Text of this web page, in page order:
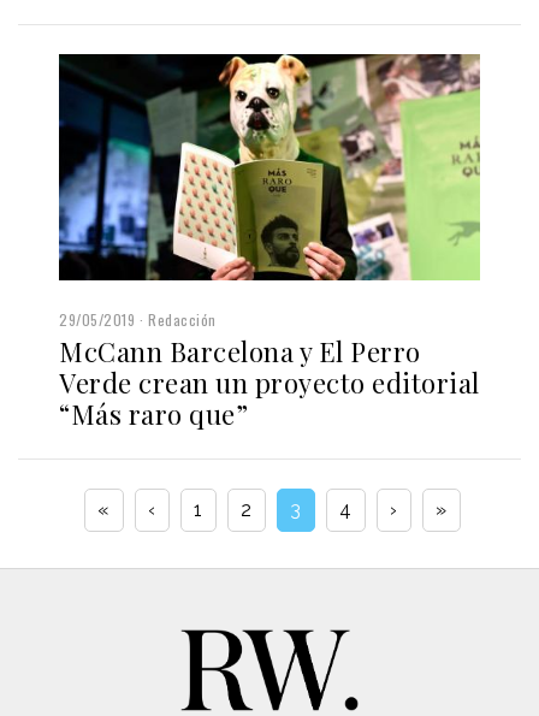
29/05/2019 Redacción
McCann Barcelona y El Perro
Verde crean un proyecto editorial
“Más raro que”
« ‹ 1 2 3 4 › »